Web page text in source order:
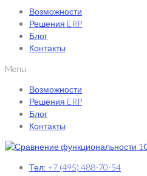
Возможности
Решения ERP
Блог
Контакты
Menu
Возможности
Решения ERP
Блог
Контакты
Тел: +7 (495) 488-70-54